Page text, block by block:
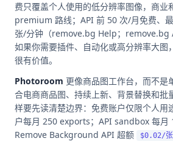
费只覆盖个人使用的低分辨率图像，商业
premium 路线；API 前 50 次/月免费、
张/分钟（remove.bg Help；remove.bg
如果你需要插件、自动化或高分辨率大图
很有价值。
Photoroom 更像商品图工作台，而不是
合电商商品图、持续上新、背景替换和批
样要先读清楚边界：免费账户仅限个人用
户每月 250 exports；API sandbox 每月
Remove Background API 超额
$0.02/张